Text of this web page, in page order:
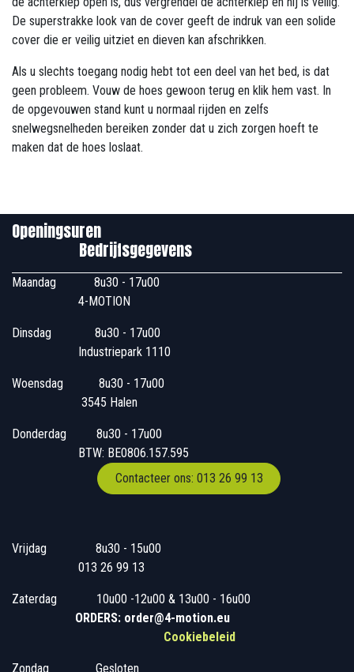
De superstrakke look van de cover geeft de indruk van een solide
cover die er veilig uitziet en dieven kan afschrikken.
Als u slechts toegang nodig hebt tot een deel van het bed, is dat
geen probleem. Vouw de hoes gewoon terug en klik hem vast. In
de opgevouwen stand kunt u normaal rijden en zelfs
snelwegsnelheden bereiken zonder dat u zich zorgen hoeft te
maken dat de hoes loslaat.
Openingsuren
Bedrijfsgegevens
Maandag
​8u30 - 17u00
4-MOTION
Dinsdag
​8u30 - 17u00
Industriepark 1110
Woensdag
​​​ 8u30 - 17u00
3545 Halen
Donderdag
​​8u30 - 17u00
BTW: BE0806.157.595
Contacteer ons: 013 26 99 13
Vrijdag
​8u30 - 15u00
013 26 99 13
Zaterdag
​10u00 -12u00 & 13u00 - 16u00
ORDERS: order@4-motion.eu
Cookiebeleid
Zondag ​​Gesloten